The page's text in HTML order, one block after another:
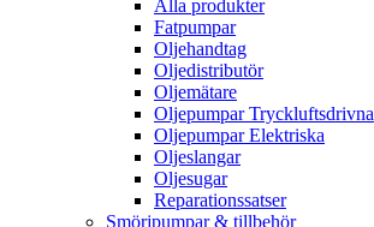
Alla produkter
Fatpumpar
Oljehandtag
Oljedistributör
Oljemätare
Oljepumpar Tryckluftsdrivna
Oljepumpar Elektriska
Oljeslangar
Oljesugar
Reparationssatser
Smörjpumpar & tillbehör